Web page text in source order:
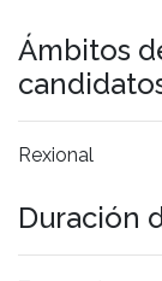
Ámbitos
Rexional
Duración